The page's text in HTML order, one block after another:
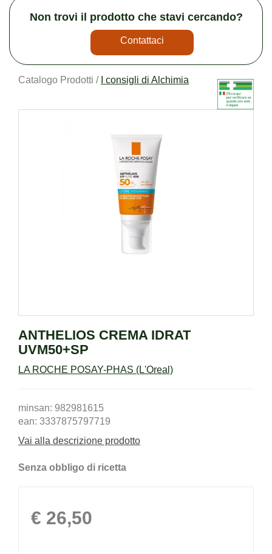
Non trovi il prodotto che stavi cercando?
Contattaci
Catalogo Prodotti / I consigli di Alchimia
ANTHELIOS CREMA IDRAT
UVM50+SP
LA ROCHE POSAY-PHAS (L'Oreal)
minsan: 982981615
ean: 3337875797719
Vai alla descrizione prodotto
Senza obbligo di ricetta
Prezzo
€ 26,50